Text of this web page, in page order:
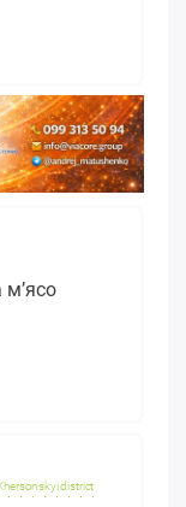
мʼясо
district